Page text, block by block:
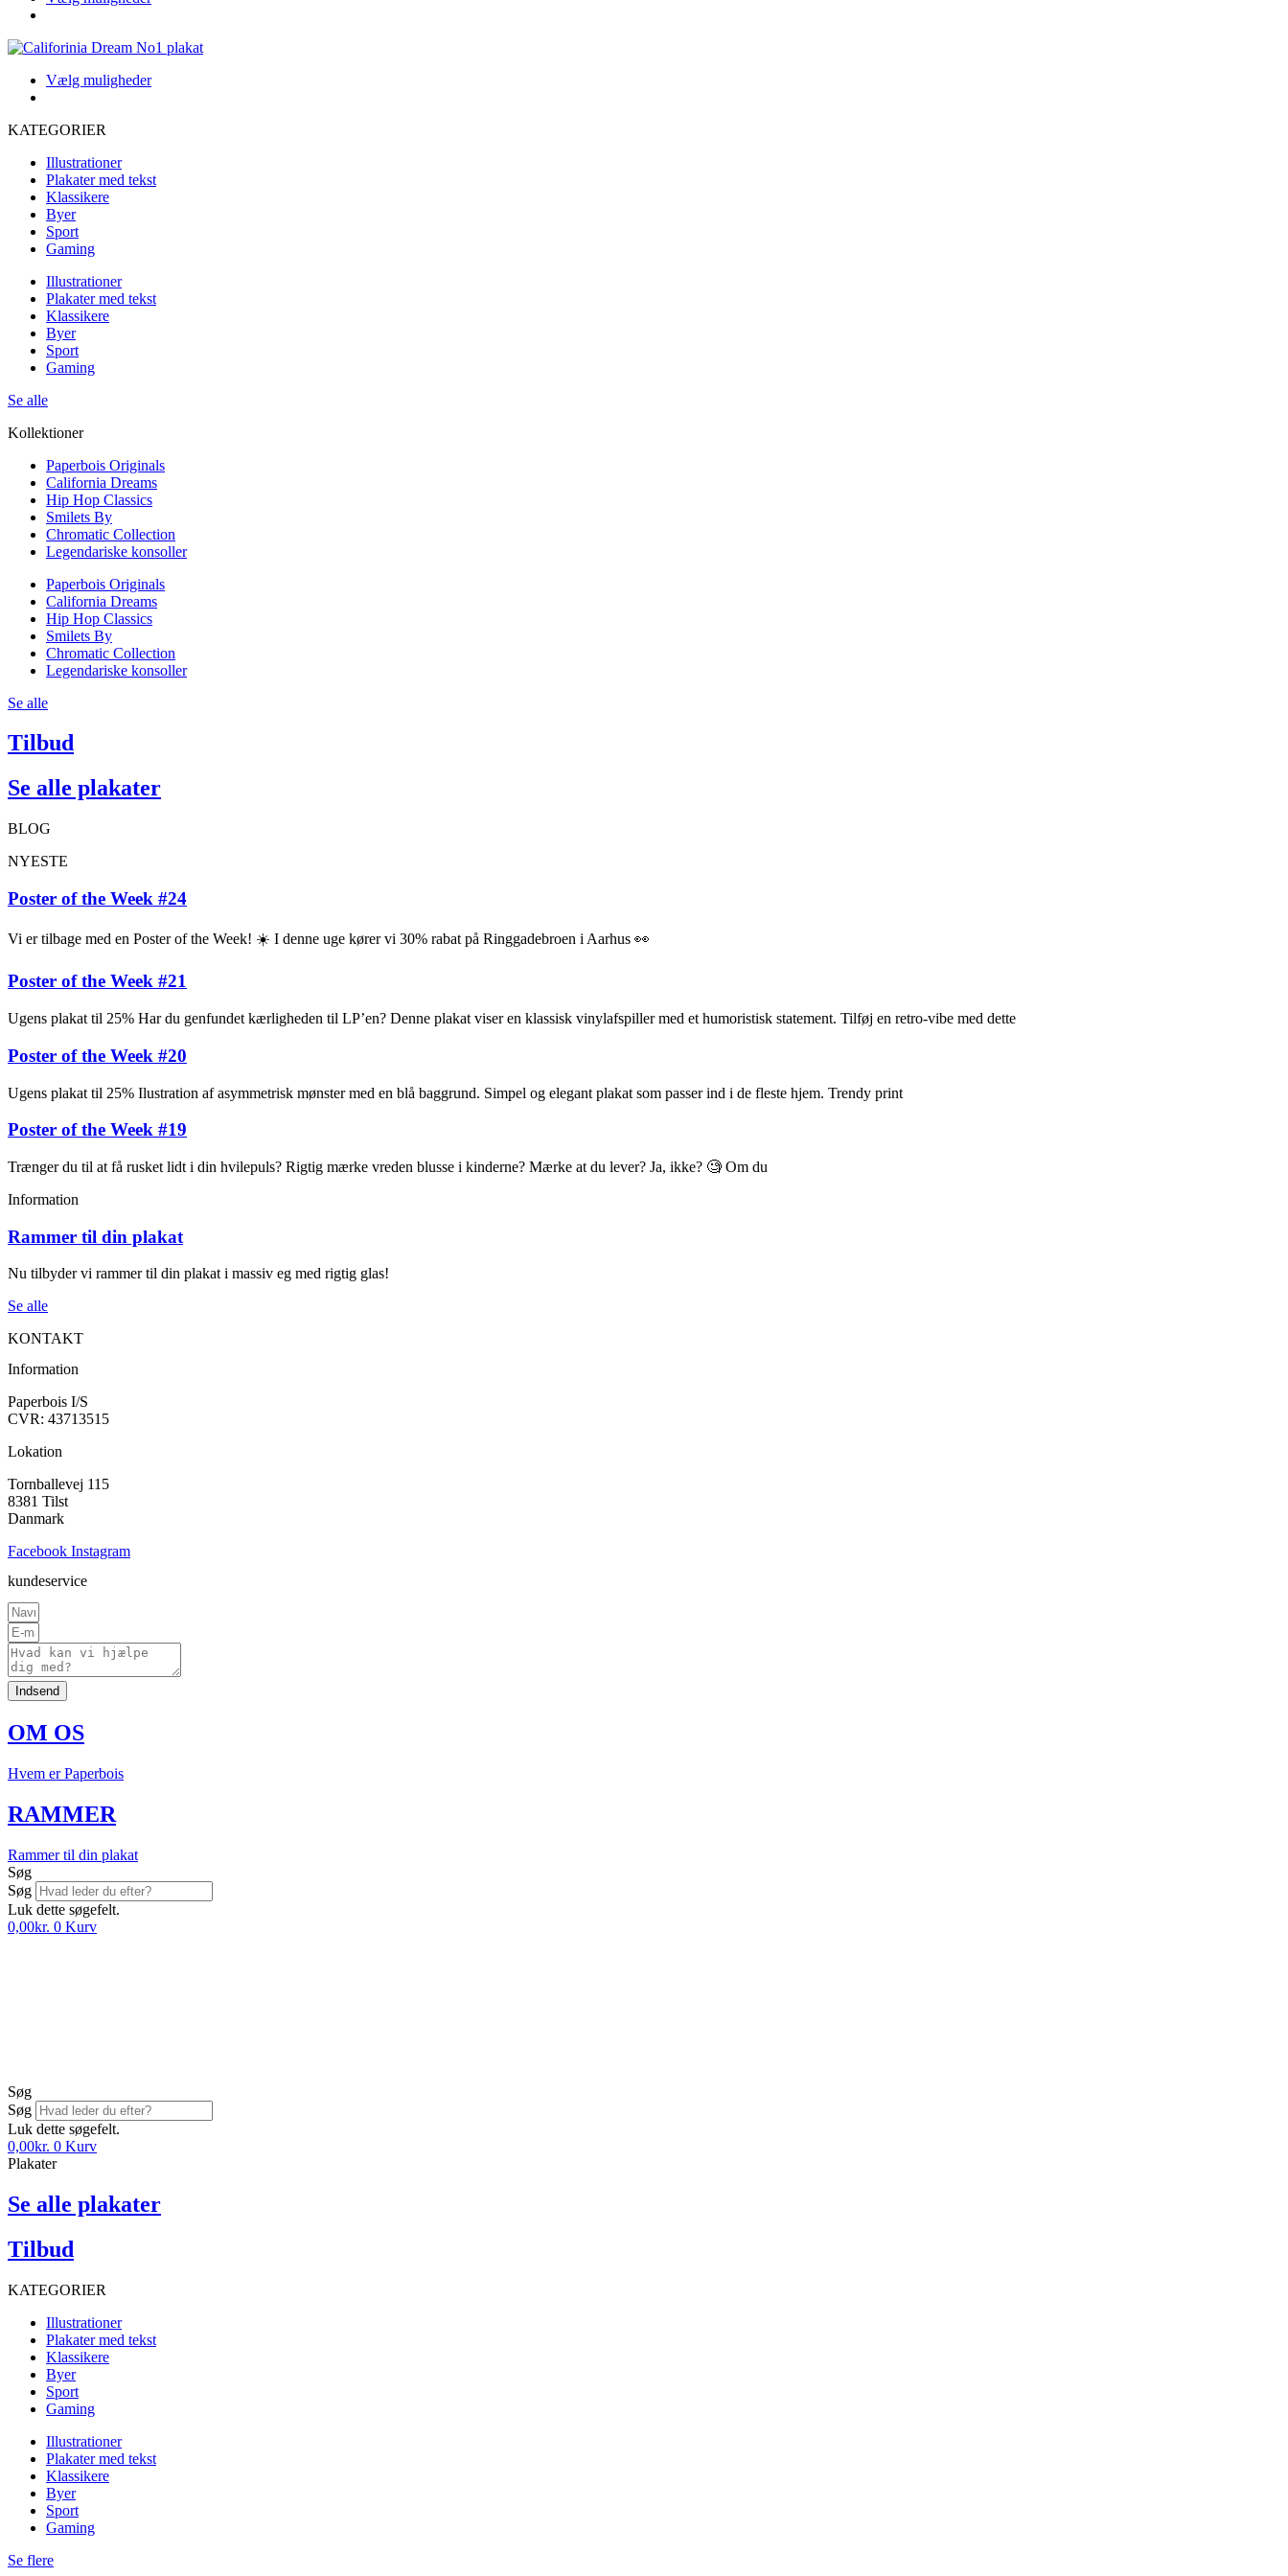
på
flere
Indstillingerne
Vælg mulighederDette
kan
KATEGORIER
Illustrationer
Plakater med tekst
Klassikere
Byer
Sport
Gaming
Illustrationer
Plakater med tekst
Klassikere
Byer
Sport
Gaming
Se alle
Kollektioner
Paperbois Originals
California Dreams
Hip Hop Classics
Smilets By
Chromatic Collection
Legendariske konsoller
Paperbois Originals
California Dreams
Hip Hop Classics
Smilets By
Chromatic Collection
Legendariske konsoller
Se alle
Tilbud
Se alle plakater
BLOG
NYESTE
Poster of the Week #24
Vi er tilbage med en Poster of the Week! ☀️ I denne uge kører vi 30% rabat på Ringgadebroen i Aarhus 👀
Poster of the Week #21
Ugens plakat til 25% Har du genfundet kærligheden til LP’en? Denne plakat viser en klassisk vinylafspiller med et humoristisk statement. Tilføj en retro-vibe med dette
Poster of the Week #20
Ugens plakat til 25% Ilustration af asymmetrisk mønster med en blå baggrund. Simpel og elegant plakat som passer ind i de fleste hjem. Trendy print
Poster of the Week #19
Trænger du til at få rusket lidt i din hvilepuls? Rigtig mærke vreden blusse i kinderne? Mærke at du lever? Ja, ikke? 🧐 Om du
Information
Rammer til din plakat
Nu tilbyder vi rammer til din plakat i massiv eg med rigtig glas!
Se alle
KONTAKT
Information
Paperbois I/S
CVR: 43713515
Lokation
Tornballevej 115
8381 Tilst
Danmark
Facebook Instagram
kundeservice
Indsend
OM OS
Hvem er Paperbois
RAMMER
Rammer til din plakat
Søg
Søg
Luk dette søgefelt.
0,00kr. 0 Kurv
Søg
Søg
Luk dette søgefelt.
0,00kr. 0 Kurv
Plakater
Se alle plakater
Tilbud
KATEGORIER
Illustrationer
Plakater med tekst
Klassikere
Byer
Sport
Gaming
Illustrationer
Plakater med tekst
Klassikere
Byer
Sport
Gaming
Se flere